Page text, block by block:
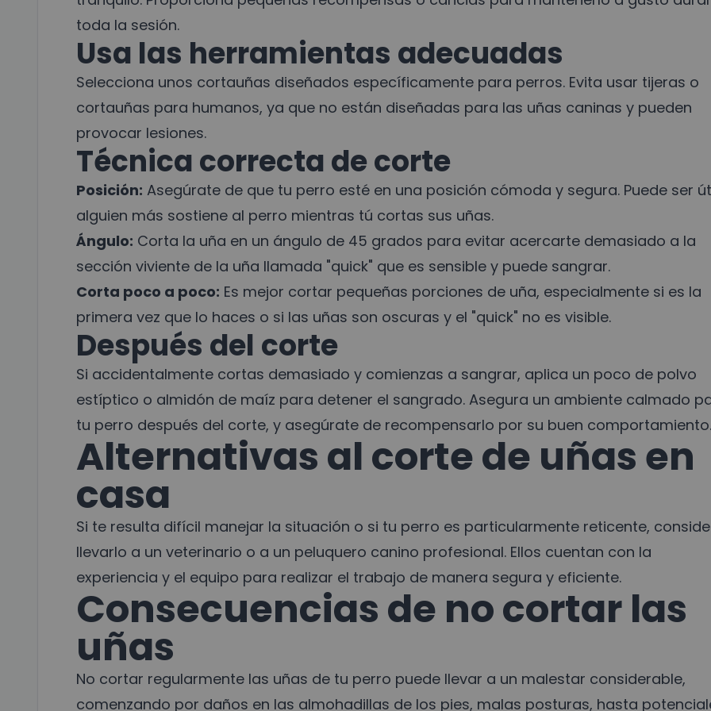
toda la sesión.
Usa las herramientas adecuadas
Selecciona unos cortauñas diseñados específicamente para perros. Evita usar tijeras o
cortauñas para humanos, ya que no están diseñadas para las uñas caninas y pueden
provocar lesiones.
Técnica correcta de corte
Posición: Asegúrate de que tu perro esté en una posición cómoda y segura. Puede ser
alguien más sostiene al perro mientras tú cortas sus uñas.
Ángulo: Corta la uña en un ángulo de 45 grados para evitar acercarte demasiado a la
sección viviente de la uña llamada "quick" que es sensible y puede sangrar.
Corta poco a poco: Es mejor cortar pequeñas porciones de uña, especialmente si es la
primera vez que lo haces o si las uñas son oscuras y el "quick" no es visible.
Después del corte
Si accidentalmente cortas demasiado y comienzas a sangrar, aplica un poco de polvo
estíptico o almidón de maíz para detener el sangrado. Asegura un ambiente calmado
tu perro después del corte, y asegúrate de recompensarlo por su buen comportamiento.
Alternativas al corte de uñas en
casa
Si te resulta difícil manejar la situación o si tu perro es particularmente reticente,
llevarlo a un veterinario o a un peluquero canino profesional. Ellos cuentan con la
experiencia y el equipo para realizar el trabajo de manera segura y eficiente.
Consecuencias de no cortar las
uñas
No cortar regularmente las uñas de tu perro puede llevar a un malestar considerable,
comenzando por daños en las almohadillas de los pies, malas posturas, hasta